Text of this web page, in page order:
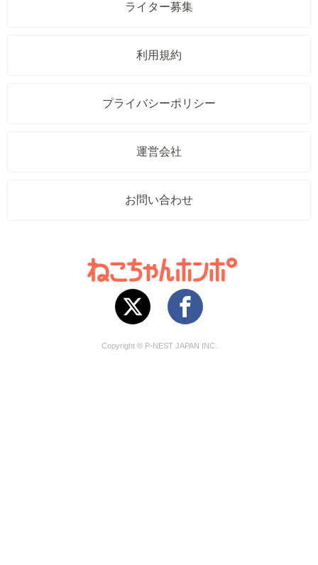
ライター募集
利用規約
プライバシーポリシー
運営会社
お問い合わせ
Copyright © P-NEST JAPAN INC.